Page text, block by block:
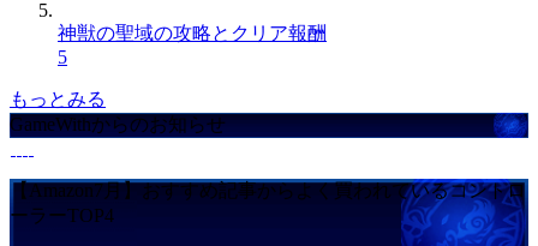
神獣の聖域の攻略とクリア報酬
5
もっとみる
GameWithからのお知らせ
【Amazon7月】おすすめ記事からよく買われているコントロ
ーラーTOP4